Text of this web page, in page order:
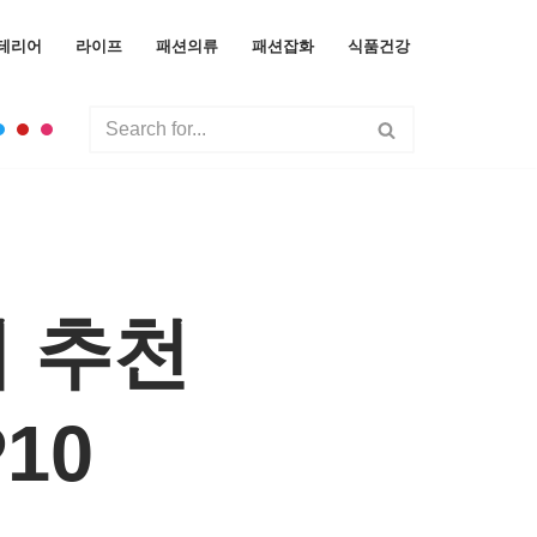
리어 라이프 패션의류 패션잡화 식품건강
추천